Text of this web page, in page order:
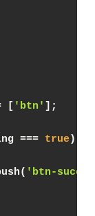
[ 'btn' ];
=== true) {
'btn-